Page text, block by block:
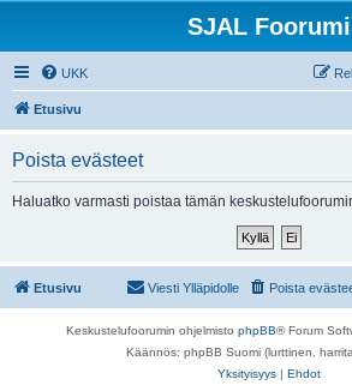
SJAL Foorumi
UKK
Etusivu
Poista evästeet
Haluatko varmasti poistaa tämän
Etusivu Poista
Viesti Ylläpidolle
Keskustelufoorumin ohjelmisto phpBB® Forum
Käännös: phpBB Suomi (lurttinen,
Yksityisyys | Ehdot